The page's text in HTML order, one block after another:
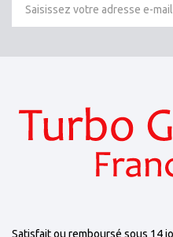
Satisfait ou remboursé sous 14